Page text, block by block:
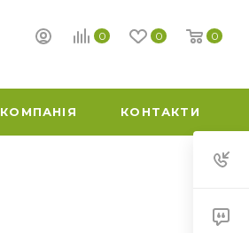
0 0 0
КОМПАНІЯ КОНТАКТИ